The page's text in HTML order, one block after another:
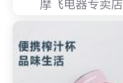
摩飞电器专卖店